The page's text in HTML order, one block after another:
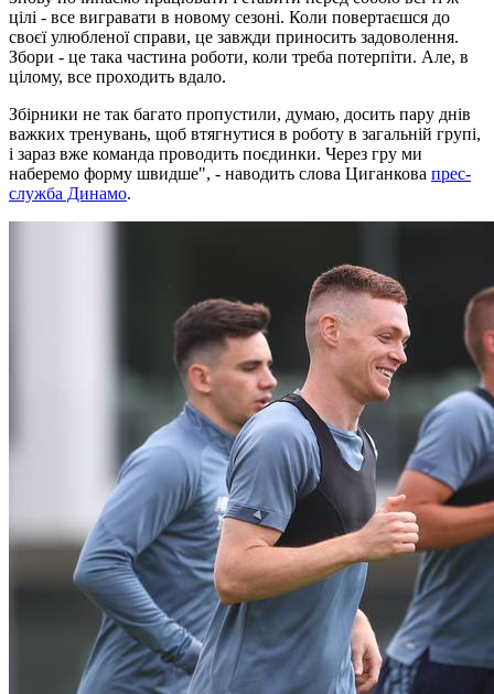
цілі - все вигравати в новому сезоні. Коли повертаєшся до
своєї улюбленої справи, це завжди приносить задоволення.
Збори - це така частина роботи, коли треба потерпіти. Але, в
цілому, все проходить вдало.
Збірники не так багато пропустили, думаю, досить пару днів
важких тренувань, щоб втягнутися в роботу в загальній групі,
і зараз вже команда проводить поєдинки. Через гру ми
наберемо форму швидше", - наводить слова Циганкова прес-
служба Динамо.